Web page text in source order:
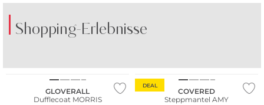
Shopping-Erlebnisse
GLOVERALL
Dufflecoat MORRIS
DEAL
COVERED
Steppmantel AMY